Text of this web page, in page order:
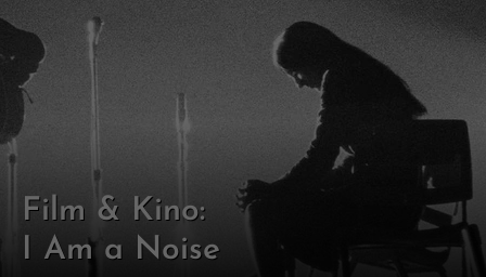
Film & Kino:
I Am a Noise